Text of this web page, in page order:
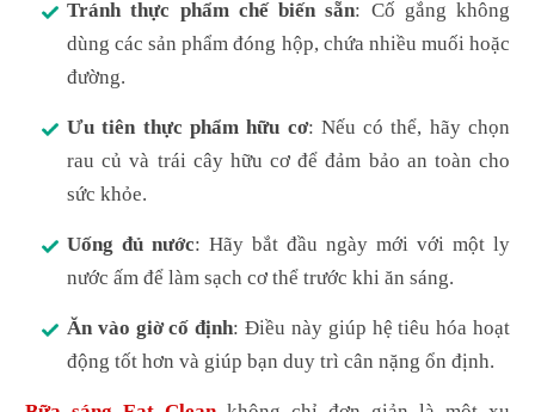
Tránh thực phẩm chế biến sẵn: Cố gắng không
dùng các sản phẩm đóng hộp, chứa nhiều muối hoặc
đường.
Ưu tiên thực phẩm hữu cơ: Nếu có thể, hãy chọn
rau củ và trái cây hữu cơ để đảm bảo an toàn cho
sức khỏe.
Uống đủ nước: Hãy bắt đầu ngày mới với một ly
nước ấm để làm sạch cơ thể trước khi ăn sáng.
Ăn vào giờ cố định: Điều này giúp hệ tiêu hóa hoạt
động tốt hơn và giúp bạn duy trì cân nặng ổn định.